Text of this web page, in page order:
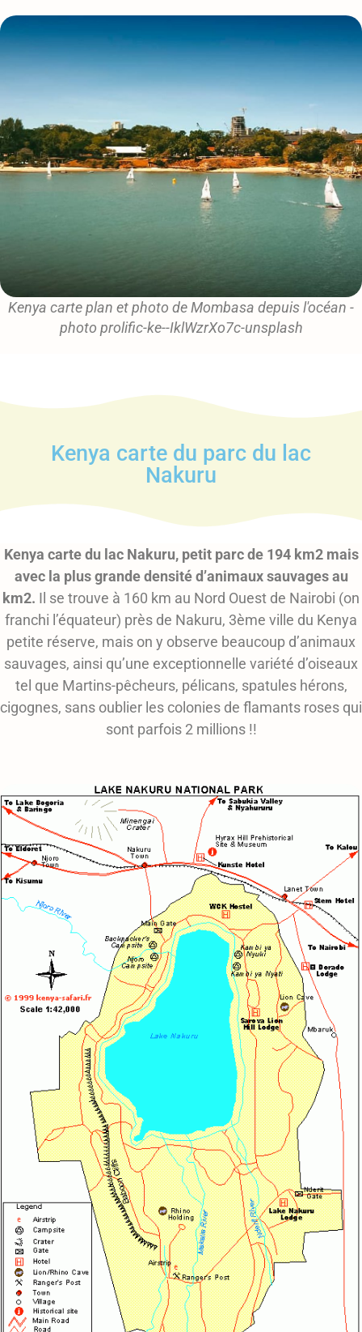
Kenya carte plan et photo de Mombasa depuis l'océan -
photo prolific-ke--IklWzrXo7c-unsplash
Kenya carte du parc du lac
Nakuru
Kenya carte du lac Nakuru, petit parc de 194 km2 mais
avec la plus grande densité d’animaux sauvages au
km2. Il se trouve à 160 km au Nord Ouest de Nairobi (on
franchi l’équateur) près de Nakuru, 3ème ville du Kenya
petite réserve, mais on y observe beaucoup d’animaux
sauvages, ainsi qu’une exceptionnelle variété d’oiseaux
tel que Martins-pêcheurs, pélicans, spatules hérons,
cigognes, sans oublier les colonies de flamants roses qui
sont parfois 2 millions !!